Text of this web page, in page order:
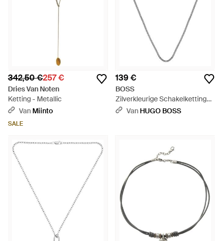
342,50 €257 €
Dries Van Noten
Ketting - Metallic
Van Miinto
SALE
139 €
BOSS
Zilverkleurige Schakelketting
Met Antieke Afwerking -
Van HUGO BOSS